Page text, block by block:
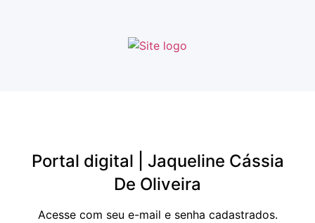
Portal digital | Jaqueline Cássia
De Oliveira
Acesse com seu e-mail e senha cadastrados.